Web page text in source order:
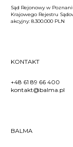
Sąd Rejonowy w
Krajowego Rejestru
akcyjny: 8.300.000 PLN
KONTAKT
+48 61 89 66 400
kontakt@balma.pl
BALMA